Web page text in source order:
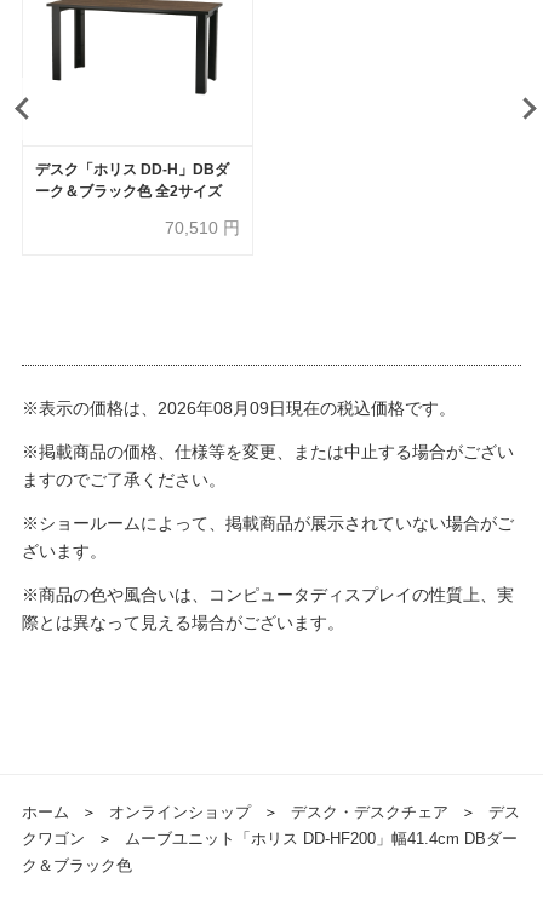
デスク「ホリス DD-H」DBダ
ーク＆ブラック色 全2サイズ
70,510 円
※表示の価格は、2026年08月09日現在の税込価格です。
※掲載商品の価格、仕様等を変更、または中止する場合がござい
ますのでご了承ください。
※ショールームによって、掲載商品が展示されていない場合がご
ざいます。
※商品の色や風合いは、コンピュータディスプレイの性質上、実
際とは異なって見える場合がございます。
ホーム ＞ オンラインショップ ＞ デスク・デスクチェア ＞
デス
クワゴン
＞
ムーブユニット「ホリス DD-HF200」幅41.4cm DBダー
ク＆ブラック色